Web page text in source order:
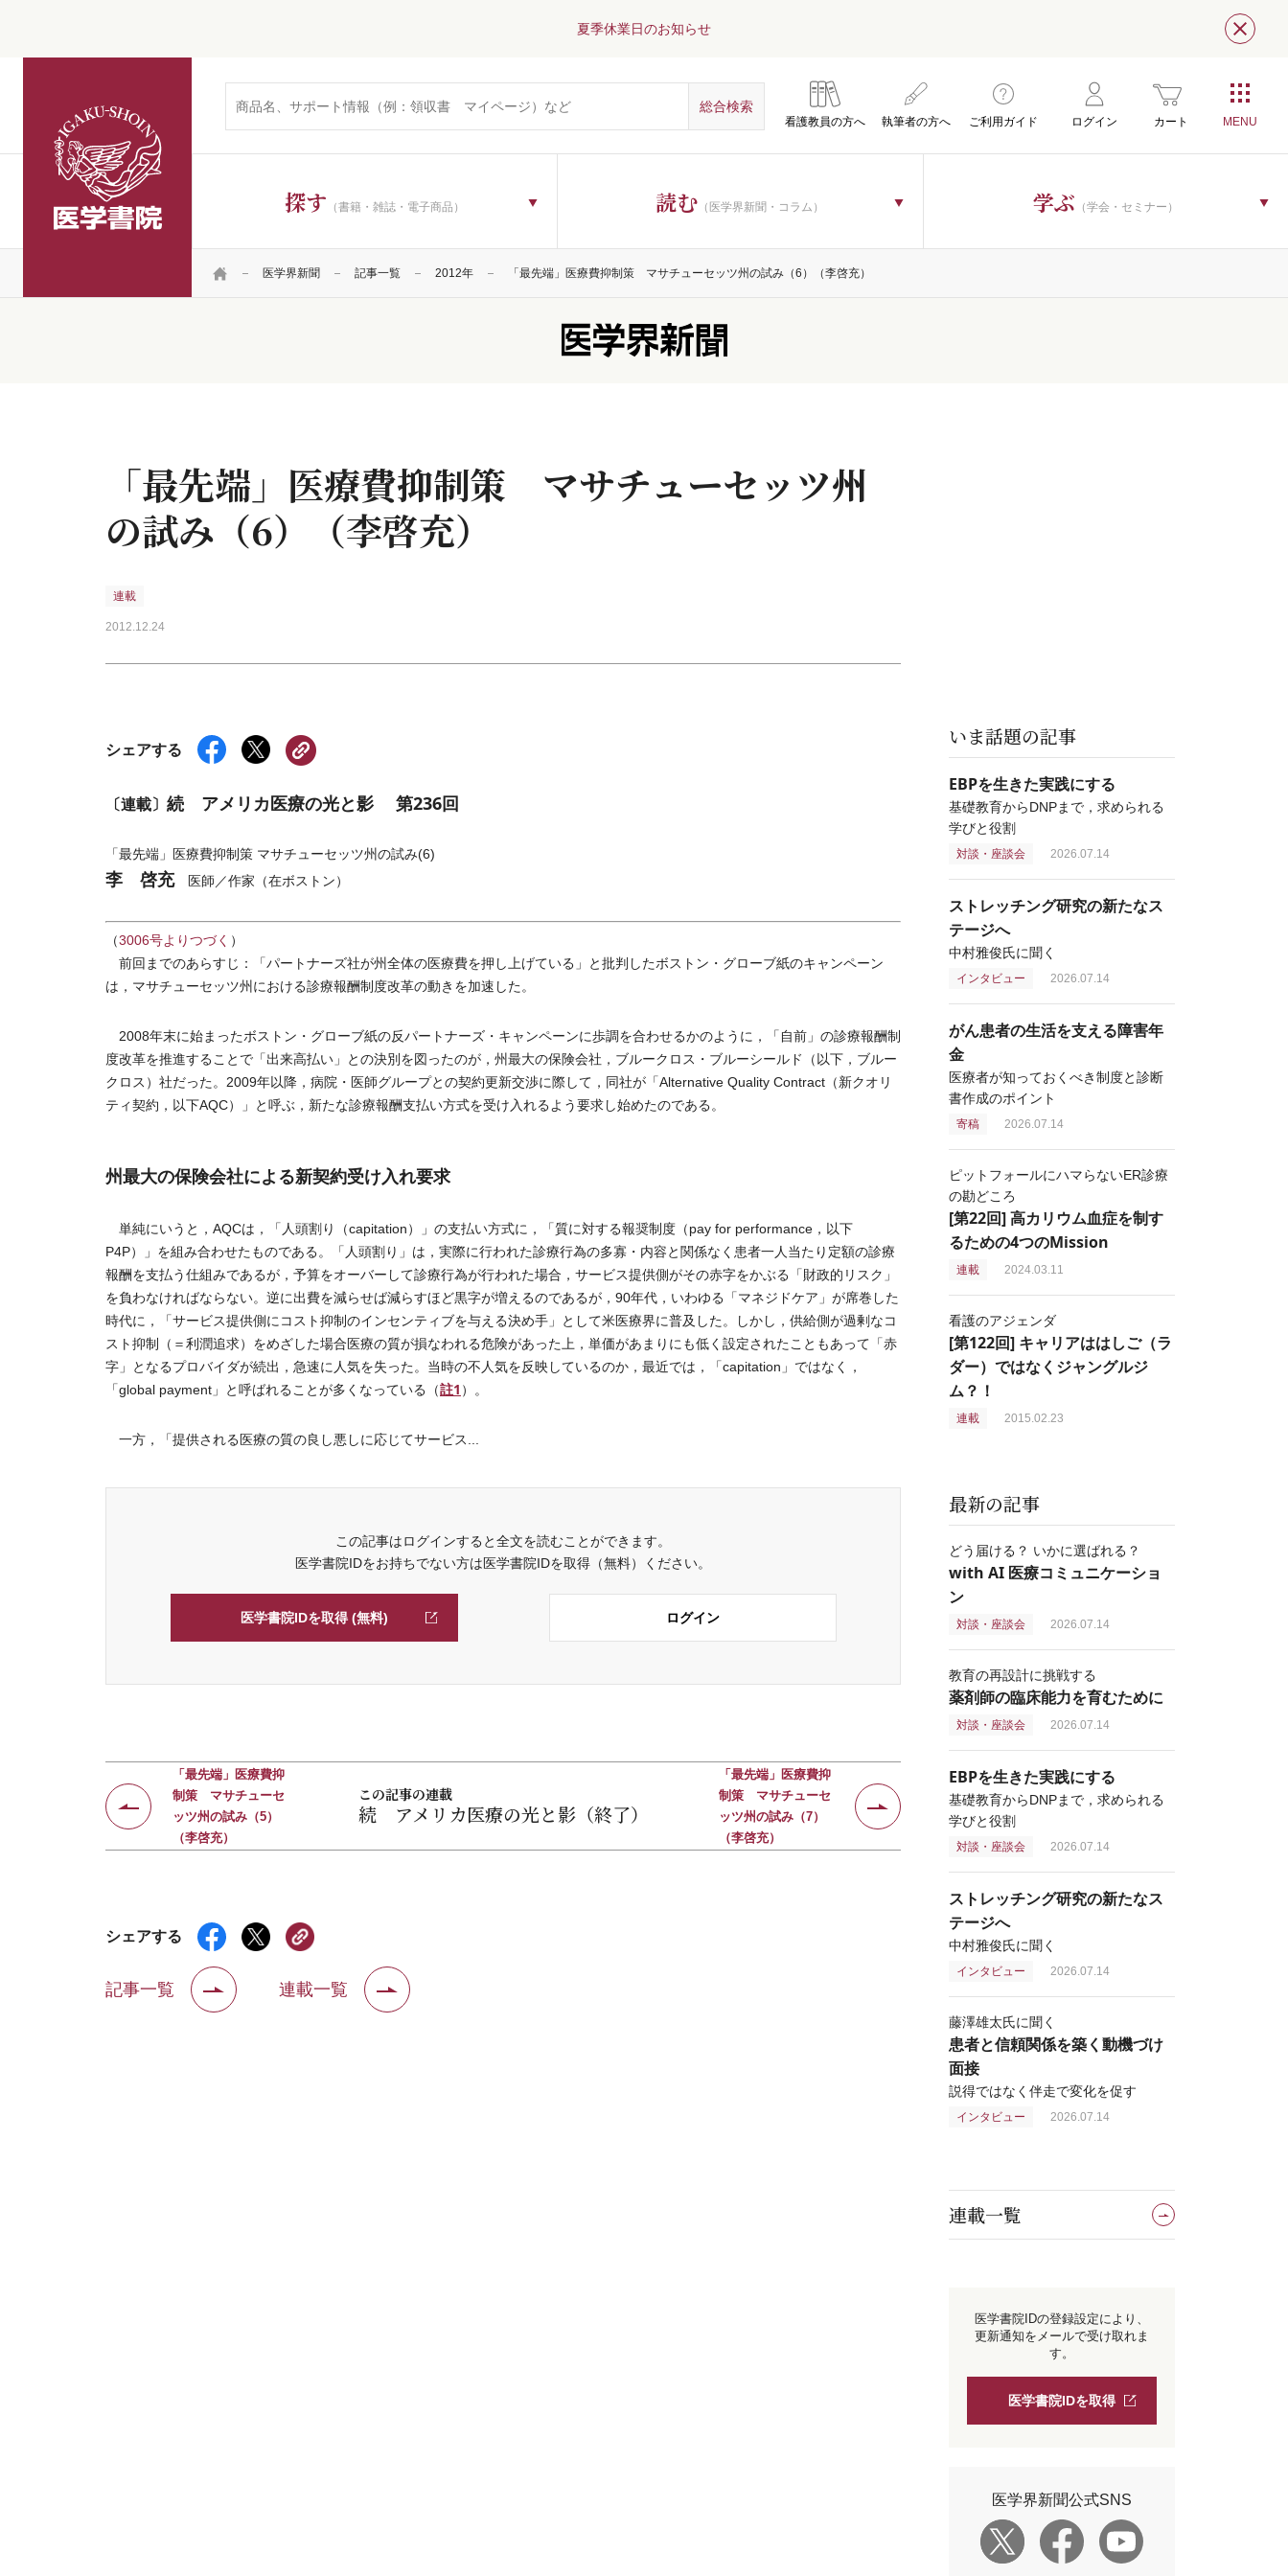
夏季休業日のお知らせ 閉じ
看護教員の方へ 執筆者の方へ ご利用ガイド ログイン カート
探す （書籍・雑誌・電子商品） 読む （医学界新聞・コラム） 学ぶ （学会・セミナー）
HOME 医学界新聞 記事一覧 2012年 「最先端」医療費抑制策 マサチューセッツ州の試み（6）（李啓充）
「最先端」医療費抑制策 マサチューセッツ州
の試み（6）（李啓充）
連載
2012.12.24
シェアする
〔連載〕 続 アメリカ医療の光と影 第236回
「最先端」医療費抑制策 マサチューセッツ州の試み(6)
李 啓充医師／作家（在ボストン）
（3006号よりつづく ）
前回までのあらすじ：「パートナーズ社が州全体の医療費を押し上げている」と批判したボストン・グローブ紙のキャンペーン
は，マサチューセッツ州における診療報酬制度改革の動きを加速した。
2008年末に始まったボストン・グローブ紙の反パートナーズ・キャンペーンに歩調を合わせるかのように，「自前」の診療報酬制
度改革を推進することで「出来高払い」との決別を図ったのが，州最大の保険会社，ブルークロス・ブルーシールド（以下，ブルー
クロス）社だった。2009年以降，病院・医師グループとの契約更新交渉に際して，同社が「Alternative Quality Contract（新クオリ
ティ契約，以下AQC）」と呼ぶ，新たな診療報酬支払い方式を受け入れるよう要求し始めたのである。
州最大の保険会社による新契約受け入れ要求
単純にいうと，AQCは，「人頭割り（capitation）」の支払い方式に，「質に対する報奨制度（pay for performance，以下
P4P）」を組み合わせたものである。「人頭割り」は，実際に行われた診療行為の多寡・内容と関係なく患者一人当たり定額の診療
報酬を支払う仕組みであるが，予算をオーバーして診療行為が行われた場合，サービス提供側がその赤字をかぶる「財政的リスク」
を負わなければならない。逆に出費を減らせば減らすほど黒字が増えるのであるが，90年代，いわゆる「マネジドケア」が席巻した
時代に，「サービス提供側にコスト抑制のインセンティブを与える決め手」として米医療界に普及した。しかし，供給側が過剰なコ
スト抑制（＝利潤追求）をめざした場合医療の質が損なわれる危険があった上，単価があまりにも低く設定されたこともあって「赤
字」となるプロバイダが続出，急速に人気を失った。当時の不人気を反映しているのか，最近では，「capitation」ではなく，
「global payment」と呼ばれることが多くなっている（註1 ）。
一方，「提供される医療の質の良し悪しに応じてサービス...
この記事はログインすると全文を読むことができます。
医学書院IDをお持ちでない方は医学書院IDを取得（無料）ください。
医学書院IDを取得 (無料) ログイン
この記事の連載
続 アメリカ医療の光と影（終了）
「最先端」医療費抑
制策 マサチューセ
ッツ州の試み（5）
（李啓充）
「最先端」医療費抑
制策 マサチューセ
ッツ州の試み（7）
（李啓充）
シェアする
記事一覧 連載一覧
いま話題の記事
EBPを生きた実践にする
基礎教育からDNPまで，求められる
学びと役割
対談・座談会 2026.07.14
ストレッチング研究の新たなス
テージへ
中村雅俊氏に聞く
インタビュー 2026.07.14
がん患者の生活を支える障害年
金
医療者が知っておくべき制度と診断
書作成のポイント
寄稿 2026.07.14
ピットフォールにハマらないER診療
の勘どころ
[第22回] 高カリウム血症を制す
るための4つのMission
連載 2024.03.11
看護のアジェンダ
[第122回] キャリアははしご（ラ
ダー）ではなくジャングルジ
ム？！
連載 2015.02.23
最新の記事
どう届ける？ いかに選ばれる？
with AI 医療コミュニケーショ
ン
対談・座談会 2026.07.14
教育の再設計に挑戦する
薬剤師の臨床能力を育むために
対談・座談会 2026.07.14
EBPを生きた実践にする
基礎教育からDNPまで，求められる
学びと役割
対談・座談会 2026.07.14
ストレッチング研究の新たなス
テージへ
中村雅俊氏に聞く
インタビュー 2026.07.14
藤澤雄太氏に聞く
患者と信頼関係を築く動機づけ
面接
説得ではなく伴走で変化を促す
インタビュー 2026.07.14
連載一覧
医学書院IDの登録設定により、
更新通知をメールで受け取れま
す。
医学書院IDを取得
医学界新聞公式SNS